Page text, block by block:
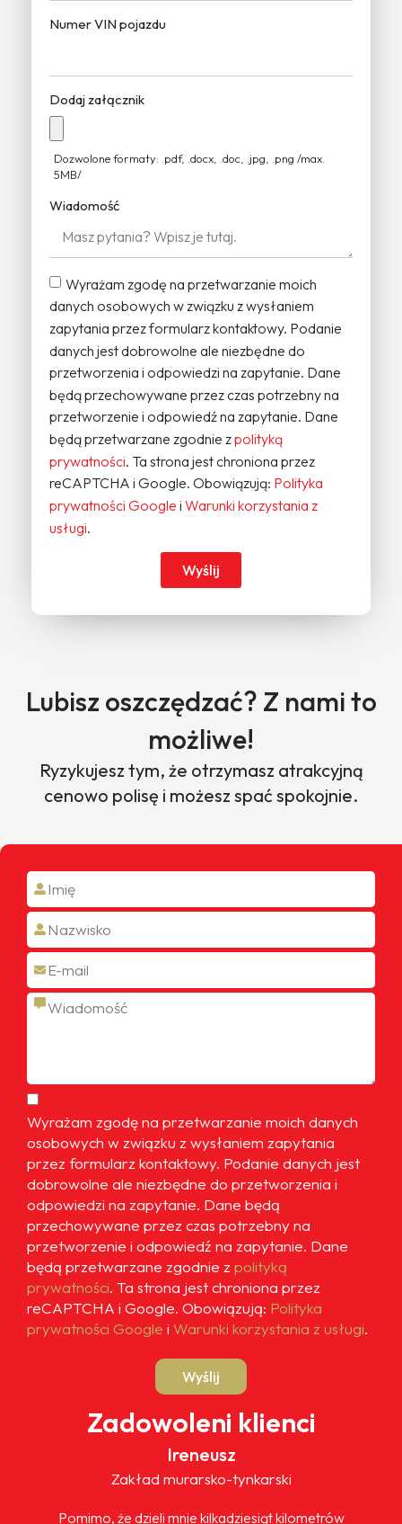
Numer VIN pojazdu
Dodaj załącznik
Dozwolone formaty: .pdf, .docx, .doc, .jpg, .png /max.
5MB/
Wiadomość
Wyrażam zgodę na przetwarzanie moich
danych osobowych w związku z wysłaniem
zapytania przez formularz kontaktowy. Podanie
danych jest dobrowolne ale niezbędne do
przetworzenia i odpowiedzi na zapytanie. Dane
będą przechowywane przez czas potrzebny na
przetworzenie i odpowiedź na zapytanie. Dane
będą przetwarzane zgodnie zpolityką
prywatności. Ta strona jest chroniona przez
reCAPTCHA i Google. Obowiązują: Polityka
prywatności Google i Warunki korzystania z
usługi.
Wyślij
Lubisz oszczędzać? Z nami to
możliwe!
Ryzykujesz tym, że otrzymasz atrakcyjną
cenowo polisę i możesz spać spokojnie.
Wyrażam zgodę na przetwarzanie moich danych
osobowych w związku z wysłaniem zapytania
przez formularz kontaktowy. Podanie danych jest
dobrowolne ale niezbędne do przetworzenia i
odpowiedzi na zapytanie. Dane będą
przechowywane przez czas potrzebny na
przetworzenie i odpowiedź na zapytanie. Dane
będą przetwarzane zgodnie z polityką
prywatności. Ta strona jest chroniona przez
reCAPTCHA i Google. Obowiązują: Polityka
prywatności Google i Warunki korzystania z usługi.
Wyślij
Zadowoleni klienci
Ireneusz
Zakład murarsko-tynkarski
Pomimo, że dzieli mnie kilkadziesiąt kilometrów